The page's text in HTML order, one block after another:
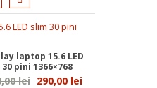
a
fost:
este:
laptop 15.6 LED
pini 1366×768
lei Prețul
290,00 leiPrețul